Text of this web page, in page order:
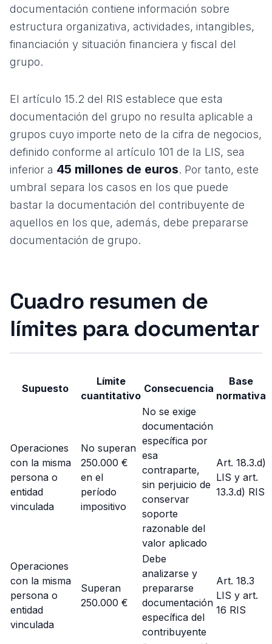
documentación contiene información sobre
estructura organizativa, actividades, intangibles,
financiación y situación financiera y fiscal del
grupo.
El artículo 15.2 del RIS establece que esta
documentación del grupo no resulta aplicable a
grupos cuyo importe neto de la cifra de negocios,
definido conforme al artículo 101 de la LIS, sea
inferior a 45 millones de euros. Por tanto, este
umbral separa los casos en los que puede
bastar la documentación del contribuyente de
aquellos en los que, además, debe prepararse
documentación de grupo.
Cuadro resumen de
límites para documentar
Supuesto
Límite
cuantitativo
Consecuencia
Base
normativa
Operaciones
con la misma
persona o
entidad
vinculada
No superan
250.000 €
en el
período
impositivo
No se exige
documentación
específica por
esa
contraparte,
sin perjuicio de
conservar
soporte
razonable del
valor aplicado
Art. 18.3.d)
LIS y art.
13.3.d) RIS
Operaciones
con la misma
persona o
entidad
vinculada
Superan
250.000 €
Debe
analizarse y
prepararse
documentación
específica del
contribuyente
Art. 18.3
LIS y art.
16 RIS